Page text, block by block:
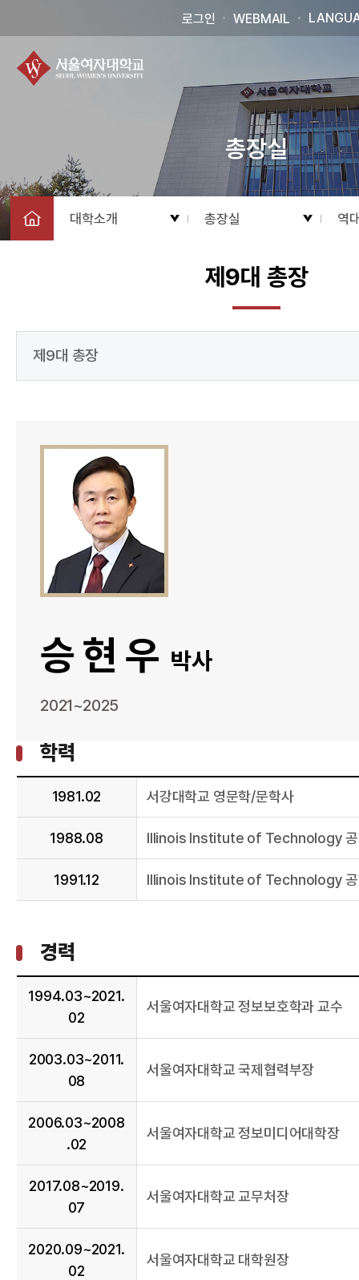
총장실
로그인 WEBMAIL
대학소개 총장실 역
제9대 총장
제9대 총장
승현우 박사
2021~2025
학력
1981.02 서강대학교 영문학/문학사
1988.08 Illinois Institute of Technology 공
1991.12 Illinois Institute of Technology 공
경력
1994.03~2021.
02
서울여자대학교 정보보호학과 교수
2003.03~2011.
08
서울여자대학교 국제협력부장
2006.03~2008
.02
서울여자대학교 정보미디어대학장
2017.08~2019.
07
서울여자대학교 교무처장
2020.09~2021.
02
서울여자대학교 대학원장